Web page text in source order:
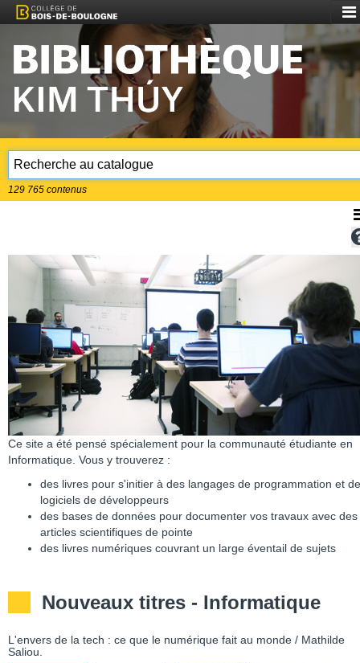
le
129 765 contenus
Ce site a été pensé spécialement pour la communauté étudiante en
Informatique. Vous y trouverez :
des livres pour s'initier à des langages de programmation et
logiciels de développeurs
des bases de données pour documenter vos travaux avec des
articles scientifiques de pointe
des livres numériques couvrant un large éventail de sujets
Nouveaux titres - Informatique
L'envers de la tech : ce que le numérique fait au monde / Mathilde
Saliou.